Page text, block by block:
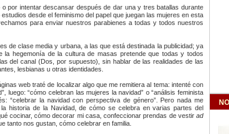
por intentar descansar después de dar una y tres batallas durante
desde el feminismo del papel que juegan las mujeres en esta
para enviar nuestros parabienes a todas y todos nuestros
de clase media y urbana, a las que está destinada la publicidad; ya
la hegemonía de la cultura de masas pretende que todas y todos
del canal (Dos, por supuesto), sin hablar de las realidades de las
lesbianas u otras identidades.
web traté de localizar algo que me remitiera al tema: intenté con
luego: “cómo celebran las mujeres la navidad” o “análisis feminista
“celebrar la navidad con perspectiva de género”. Pero nada me
historia de la Navidad, de cómo se celebra en varias partes del
cocinar, cómo decorar mi casa, confeccionar prendas de vestir ad
tanto nos gustan, cómo celebrar en familia.